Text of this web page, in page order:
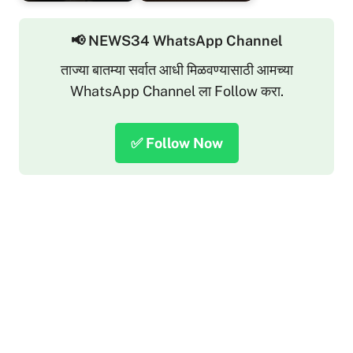
📢 NEWS34 WhatsApp Channel
ताज्या बातम्या सर्वात आधी मिळवण्यासाठी आमच्या
WhatsApp Channel ला Follow करा.
✅ Follow Now